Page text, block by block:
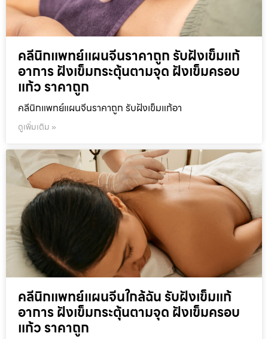
คลีนิกแพทย์แผนจีนราคาถูก รับฝังเข็มแก้
อาการ ฝังเข็มกระตุ้นตามจุด ฝังเข็มครอบ
แก้ว ราคาถูก
คลีนิกแพทย์แผนจีนราคาถูก รับฝังเข็มแก้อา
ดูเพิ่มเติม »
คลีนิกแพทย์แผนจีนใกล้ฉัน รับฝังเข็มแก้
อาการ ฝังเข็มกระตุ้นตามจุด ฝังเข็มครอบ
แก้ว ราคาถูก